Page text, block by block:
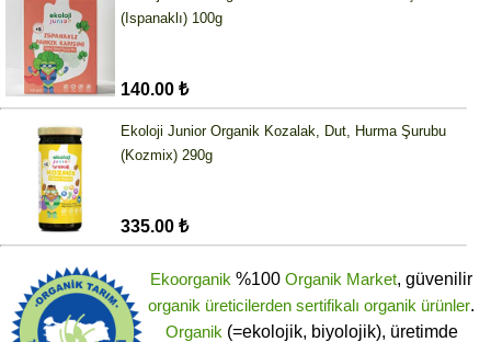
(Ispanaklı) 100g
140.00 ₺
Ekoloji Junior Organik Kozalak, Dut, Hurma Şurubu
(Kozmix) 290g
335.00 ₺
Ekoorganik %100 Organik Market, güvenilir
organik üreticilerden sertifikalı organik ürünler.
Organik (=ekolojik, biyolojik), üretimde